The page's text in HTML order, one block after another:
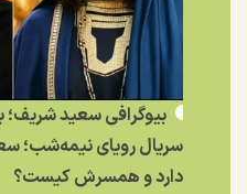
بیوگرافی سعید شریف؛
سریال رویای نیمه‌شب؛
دارد و همسرش کیست؟